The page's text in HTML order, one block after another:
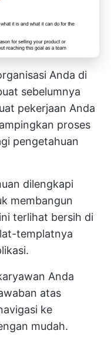
Anda di
sebelumnya
pekerjaan Anda
proses
pengetahuan
dilengkapi
membangun
terlihat bersih di
templatnya
Anda
atas
ke
mudah.